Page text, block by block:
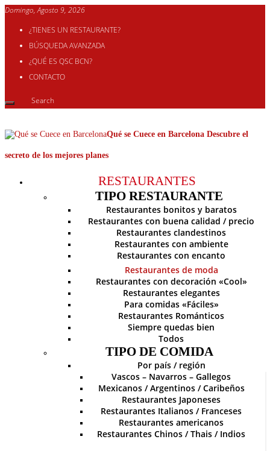
Domingo, Agosto 9, 2026
¿TIENES UN RESTAURANTE?
BÚSQUEDA AVANZADA
¿QUÉ ES QSC BCN?
CONTACTO
Qué se Cuece en Barcelona Descubre el
secreto de los mejores planes
RESTAURANTES
TIPO RESTAURANTE
Restaurantes bonitos y baratos
Restaurantes con buena calidad / precio
Restaurantes clandestinos
Restaurantes con ambiente
Restaurantes con encanto
Restaurantes de moda
Restaurantes con decoración «Cool»
Restaurantes elegantes
Para comidas «Fáciles»
Restaurantes Románticos
Siempre quedas bien
Todos
TIPO DE COMIDA
Por país / región
Vascos – Navarros – Gallegos
Mexicanos / Argentinos / Caribeños
Restaurantes Japoneses
Restaurantes Italianos / Franceses
Restaurantes americanos
Restaurantes Chinos / Thais / Indios